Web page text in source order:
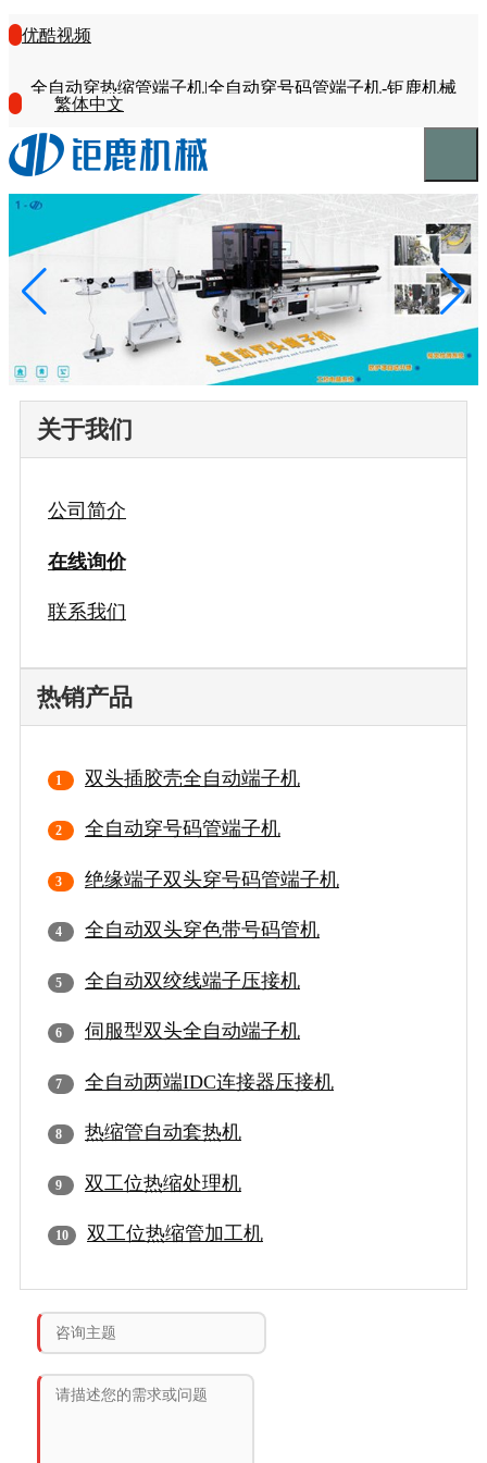
优酷视频
全自动穿热缩管端子机|全自动穿号码管端子机-钜鹿机械
繁体中文
关于我们
公司简介
在线询价
联系我们
热销产品
双头插胶壳全自动端子机
全自动穿号码管端子机
绝缘端子双头穿号码管端子机
全自动双头穿色带号码管机
全自动双绞线端子压接机
伺服型双头全自动端子机
全自动两端IDC连接器压接机
热缩管自动套热机
双工位热缩处理机
双工位热缩管加工机